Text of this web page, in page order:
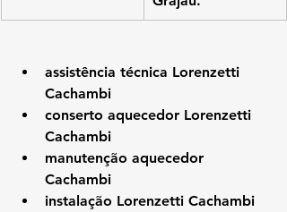
assistência técnica Lorenzetti
Cachambi
conserto aquecedor Lorenzetti
Cachambi
manutenção aquecedor
Cachambi
instalação Lorenzetti Cachambi